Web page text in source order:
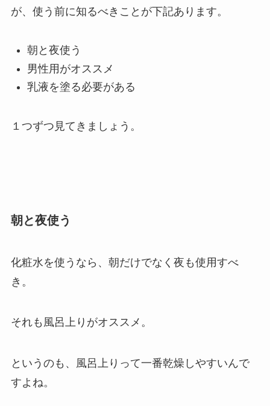
が、使う前に知るべきことが下記あります。
朝と夜使う
男性用がオススメ
乳液を塗る必要がある
１つずつ見てきましょう。
朝と夜使う
化粧水を使うなら、 朝だけでなく夜も使用すべ
き。
それも風呂上りがオススメ。
というのも、 風呂上りって一番乾燥しやすいんで
すよね。